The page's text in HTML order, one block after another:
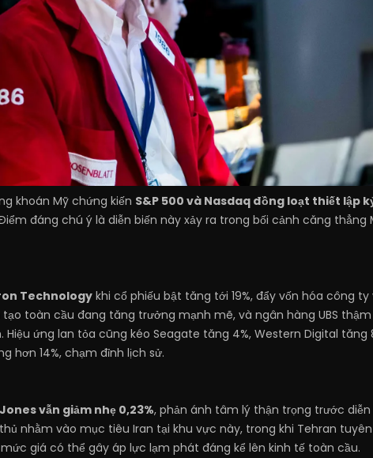
khoán Mỹ chứng kiến S&P 500 và Nasdaq đồng loạt thiết lập
đáng chú ý là diễn biến này xảy ra trong bối cảnh căng thẳng
Technology khi cổ phiếu bật tăng tới 19%, đẩy vốn hóa công
toàn cầu đang tăng trưởng mạnh mẽ, và ngân hàng UBS
ứng lan tỏa cũng kéo Seagate tăng 4%, Western Digital tăng
hơn 14%, chạm đỉnh lịch sử.
vẫn giảm nhẹ 0,23%, phản ánh tâm lý thận trọng trước
nhằm vào mục tiêu Iran tại khu vực này, trong khi Tehran tuyên
giá có thể gây áp lực lạm phát đáng kể lên kinh tế toàn cầu.